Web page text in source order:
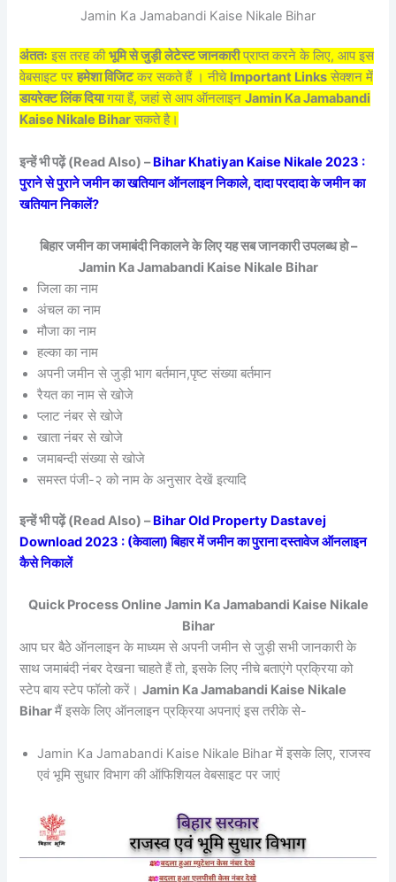
Jamin Ka Jamabandi Kaise Nikale Bihar
अंततः इस तरह कीभूमि से जुड़ी लेटेस्ट जानकारीप्राप्त करने के लिए, आप इस
वेबसाइट परहमेशा विजिटकर सकते हैं । नीचे Important Links सेक्शन में
डायरेक्ट लिंक दियागया हैं, जहां से आप ऑनलाइनJamin Ka Jamabandi
Kaise Nikale Bihar सकते है।
इन्हें भी पढ़ें (Read Also) –Bihar Khatiyan Kaise Nikale 2023 :
पुराने से पुराने जमीन का खतियान ऑनलाइन निकाले, दादा परदादा के जमीन का
खतियान निकालें?
बिहार जमीन का जमाबंदी निकालने के लिए यह सब जानकारी उपलब्ध हो –
Jamin Ka Jamabandi Kaise Nikale Bihar
जिला का नाम
अंचल का नाम
मौजा का नाम
हल्का का नाम
अपनी जमीन से जुड़ी भाग बर्तमान,पृष्ट संख्या बर्तमान
रैयत का नाम से खोजे
प्लाट नंबर से खोजे
खाता नंबर से खोजे
जमाबन्दी संख्या से खोजे
समस्त पंजी-२ को नाम के अनुसार देखें इत्यादि
इन्हें भी पढ़ें (Read Also) –Bihar Old Property Dastavej
Download 2023 : (केवाला) बिहार में जमीन का पुराना दस्तावेज ऑनलाइन
कैसे निकालें
Quick Process Online Jamin Ka Jamabandi Kaise Nikale
Bihar
आप घर बैठे ऑनलाइन के माध्यम से अपनी जमीन से जुड़ी सभी जानकारी के
साथ जमाबंदी नंबर देखना चाहते हैं तो, इसके लिए नीचे बताएंगे प्रक्रिया को
स्टेप बाय स्टेप फॉलो करें।Jamin Ka Jamabandi Kaise Nikale
Biharमैं इसके लिए ऑनलाइन प्रक्रिया अपनाएं इस तरीके से-
Jamin Ka Jamabandi Kaise Nikale Bihar में इसके लिए, राजस्व
एवं भूमि सुधार विभाग की ऑफिशियल वेबसाइट पर जाएं